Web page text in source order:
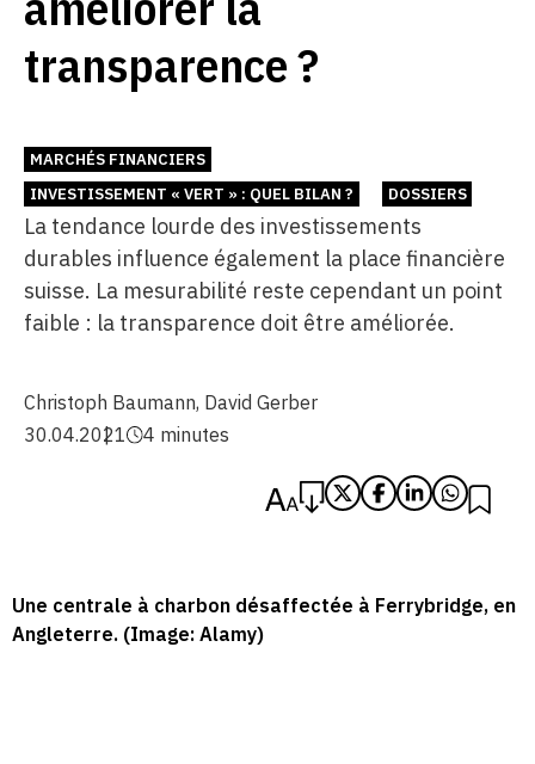
transparence ?
MARCHÉS FINANCIERS
INVESTISSEMENT « VERT » : QUEL BILAN ?
DOSSIERS
La tendance lourde des investissements
durables influence également la place financière
suisse. La mesurabilité reste cependant un point
faible : la transparence doit être améliorée.
Christoph Baumann, David Gerber
30.04.2021
4 minutes
Une centrale à charbon désaffectée à Ferrybridge, en
Angleterre. (Image: Alamy)